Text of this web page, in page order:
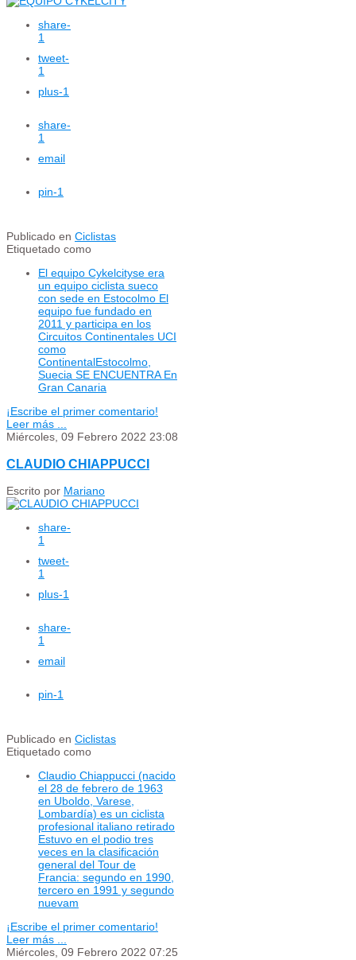
share-
1
tweet-
1
plus-1
share-
1
email
pin-1
Publicado en Ciclistas
Etiquetado como
El equipo Cykelcityse era
un equipo ciclista sueco
con sede en Estocolmo El
equipo fue fundado en
2011 y participa en los
Circuitos Continentales UCI
como
ContinentalEstocolmo,
Suecia SE ENCUENTRA En
Gran Canaria
¡Escribe el primer comentario!
Leer más ...
Miércoles, 09 Febrero 2022 23:08
CLAUDIO CHIAPPUCCI
Escrito por Mariano
share-
1
tweet-
1
plus-1
share-
1
email
pin-1
Publicado en Ciclistas
Etiquetado como
Claudio Chiappucci (nacido
el 28 de febrero de 1963
en Uboldo, Varese,
Lombardía) es un ciclista
profesional italiano retirado
Estuvo en el podio tres
veces en la clasificación
general del Tour de
Francia: segundo en 1990,
tercero en 1991 y segundo
nuevam
¡Escribe el primer comentario!
Leer más ...
Miércoles, 09 Febrero 2022 07:25